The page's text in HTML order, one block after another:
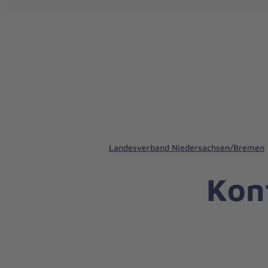
Landesverband Niedersachsen/Bremen